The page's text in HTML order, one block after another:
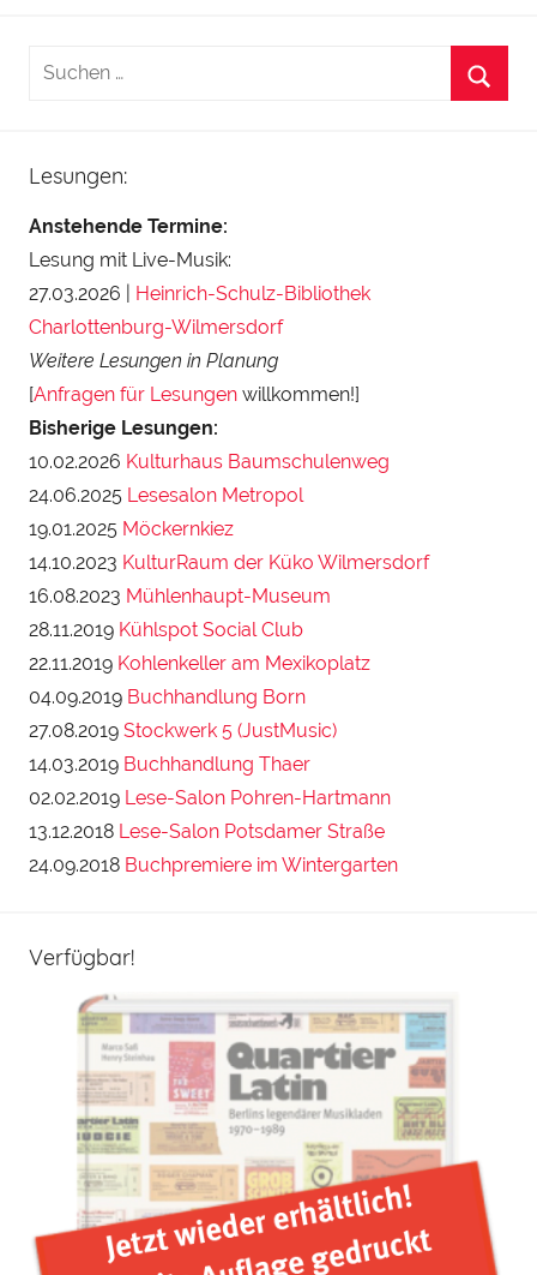
Lesungen:
Anstehende Termine:
Lesung mit Live-Musik:
27.03.2026 | Heinrich-Schulz-Bibliothek
Charlottenburg-Wilmersdorf
Weitere Lesungen in Planung
[Anfragen für Lesungen willkommen!]
Bisherige Lesungen:
10.02.2026 Kulturhaus Baumschulenweg
24.06.2025 Lesesalon Metropol
19.01.2025 Möckernkiez
14.10.2023 KulturRaum der Küko Wilmersdorf
16.08.2023 Mühlenhaupt-Museum
28.11.2019 Kühlspot Social Club
22.11.2019 Kohlenkeller am Mexikoplatz
04.09.2019 Buchhandlung Born
27.08.2019 Stockwerk 5 (JustMusic)
14.03.2019 Buchhandlung Thaer
02.02.2019 Lese-Salon Pohren-Hartmann
13.12.2018 Lese-Salon Potsdamer Straße
24.09.2018 Buchpremiere im Wintergarten
Verfügbar!